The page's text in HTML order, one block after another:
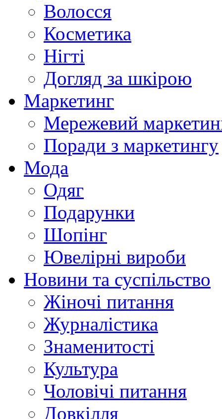
Волосся
Косметика
Нігті
Догляд за шкірою
Маркетинг
Мережевий
Поради з маркетингу
Мода
Одяг
Подарунки
Шопінг
Ювелірні вироби
Новини та суспільство
Жіночі питання
Журналістика
Знаменитості
Культура
Чоловічі питання
Довкілля